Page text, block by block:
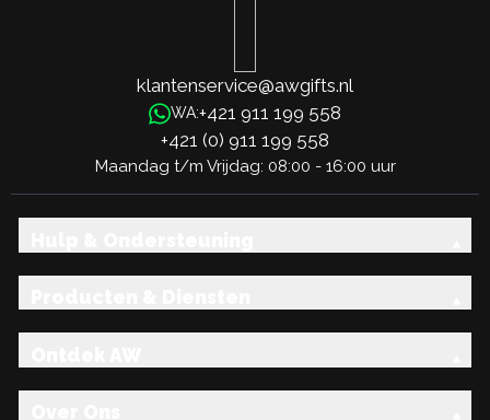
klantenservice@awgifts.nl
WA:+421 911 199 558
+421 (0) 911 199 558
Maandag t/m Vrijdag: 08:00 - 16:00 uur